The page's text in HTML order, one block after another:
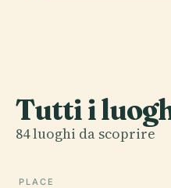
Tutti i
84 luoghi da scoprire
PLACE